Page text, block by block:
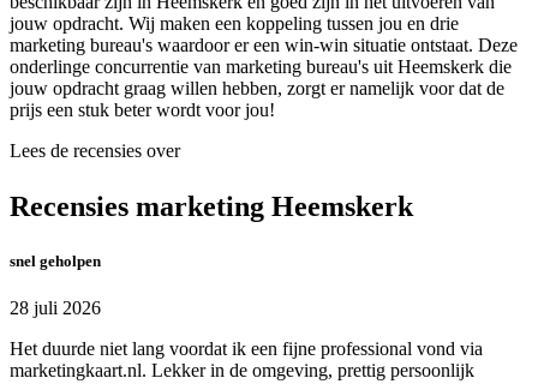
jouw opdracht. Wij maken een koppeling tussen jou en drie
marketing bureau's waardoor er een win-win situatie ontstaat. Deze
onderlinge concurrentie van marketing bureau's uit Heemskerk die
jouw opdracht graag willen hebben, zorgt er namelijk voor dat de
prijs een stuk beter wordt voor jou!
Lees de recensies over
Recensies marketing Heemskerk
snel geholpen
28 juli 2026
Het duurde niet lang voordat ik een fijne professional vond via
marketingkaart.nl. Lekker in de omgeving, prettig persoonlijk